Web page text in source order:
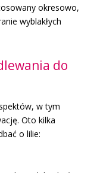
okresowo,
wyblakłych
do
w tym
Oto kilka
o lilie: